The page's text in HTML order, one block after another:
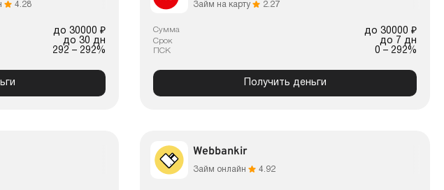
4.28
до 30000 ₽
до 30 дн
292 – 292%
Займ на карту 2.27
Сумма до 30000 ₽
Срок до 7 дн
ПСК 0 – 292%
Получить деньги
Webbankir
Займ онлайн 4.92